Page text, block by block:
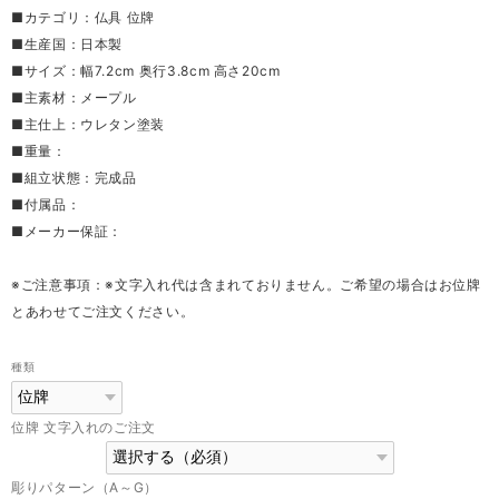
■カテゴリ：仏具 位牌
■生産国：日本製
■サイズ：幅7.2cm 奥行3.8cm 高さ20cm
■主素材：メープル
■主仕上：ウレタン塗装
■重量：
■組立状態：完成品
■付属品：
■メーカー保証：
※ご注意事項：※文字入れ代は含まれておりません。ご希望の場合はお位牌
とあわせてご注文ください。
種類
位牌 文字入れのご注文
彫りパターン（A～G）